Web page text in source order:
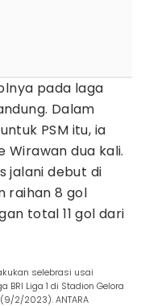
pada laga
Dalam
PSM itu, ia
Wirawan dua kali.
jalani debut di
raihan 8 gol
total 11 gol dari
selebrasi usai
Liga 1 di Stadion Gelora
2/2023). ANTARA